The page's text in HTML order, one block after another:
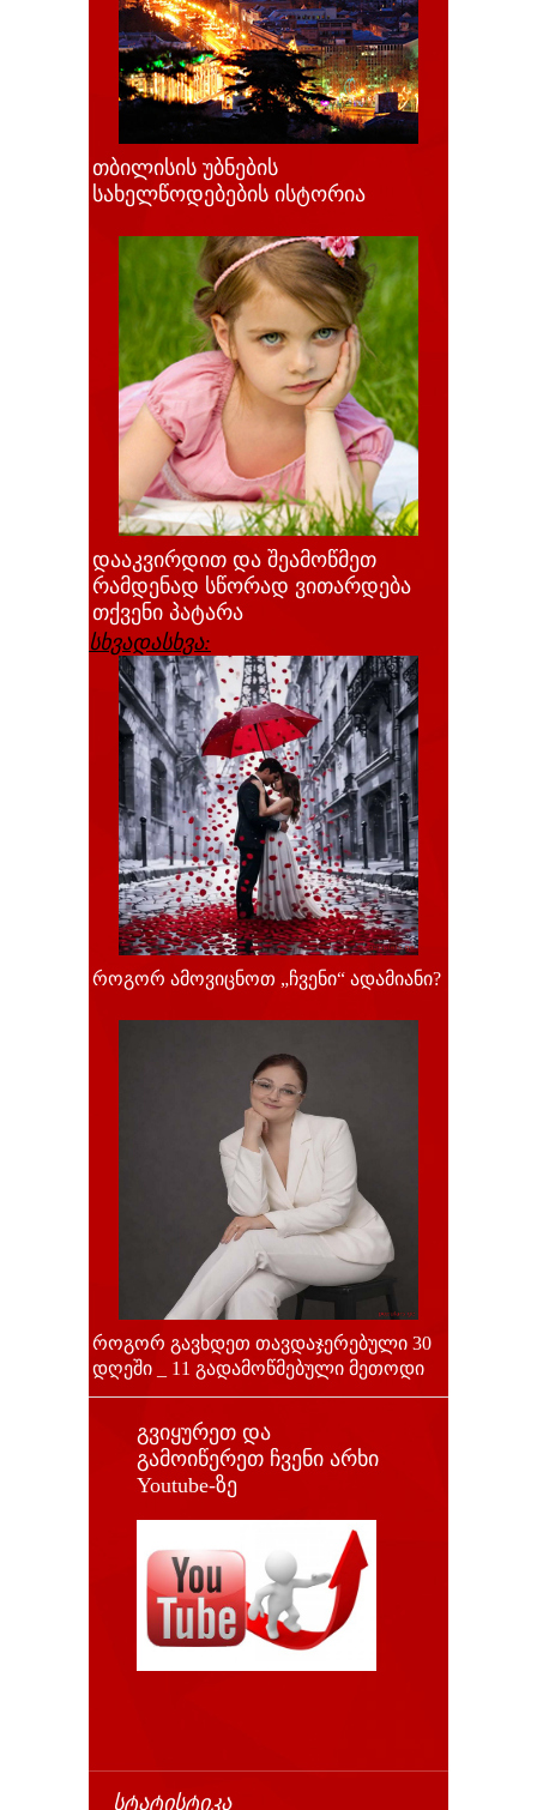
თბილისის უბნების
სახელწოდებების ისტორია
დააკვირდით და შეამოწმეთ
რამდენად სწორად ვითარდება
თქვენი პატარა
სხვადასხვა:
როგორ ამოვიცნოთ „ჩვენი“ ადამიანი?
როგორ გავხდეთ თავდაჯერებული 30
დღეში _ 11 გადამოწმებული მეთოდი
გვიყურეთ და
გამოიწერეთ ჩვენი არხი
Youtube-ზე
ᲡᲢᲐᲢᲘᲡᲢᲘᲙᲐ